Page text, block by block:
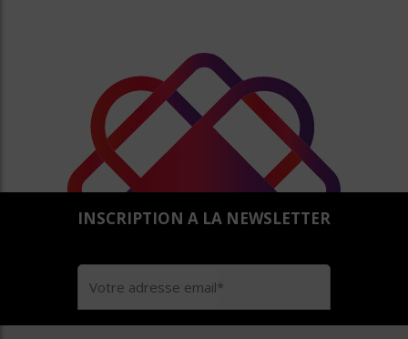
INSCRIPTION A LA NEWSLETTER